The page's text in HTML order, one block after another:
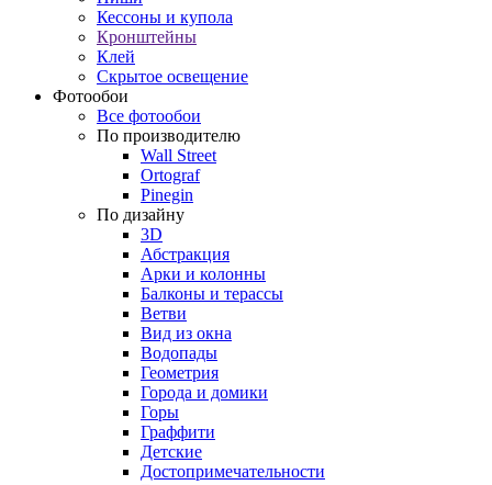
Кессоны и купола
Кронштейны
Клей
Скрытое освещение
Фотообои
Все фотообои
По производителю
Wall Street
Ortograf
Pinegin
По дизайну
3D
Абстракция
Арки и колонны
Балконы и терассы
Ветви
Вид из окна
Водопады
Геометрия
Города и домики
Горы
Граффити
Детские
Достопримечательности